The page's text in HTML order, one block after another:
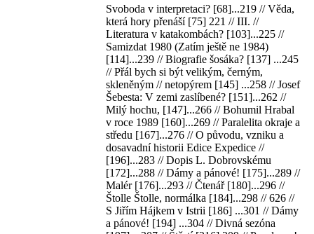
Svoboda v interpretaci? [68]...219 // Věda,
která hory přenáší [75] 221 // III. //
Literatura v katakombách? [103]...225 //
Samizdat 1980 (Zatím ještě ne 1984)
[114]...239 // Biografie šosáka? [137] ...245
// Přál bych si být velikým, černým,
skleněným // netopýrem [145] ...258 // Josef
Šebesta: V zemi zaslíbené? [151]...262 //
Milý hochu, [147]...266 // Bohumil Hrabal
v roce 1989 [160]...269 // Paralelita okraje a
středu [167]...276 // O původu, vzniku a
dosavadní historii Edice Expedice //
[196]...283 // Dopis L. Dobrovskému
[172]...288 // Dámy a pánové! [175]...289 //
Malér [176]...293 // Čtenář [180]...296 //
Štolle Štolle, normálka [184]...298 // 626 //
S Jiřím Hájkem v Istrii [186] ...301 // Dámy
a pánové! [194] ...304 // Divná sezóna